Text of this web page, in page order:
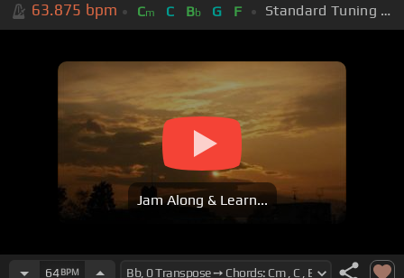
63.875 bpm Cm C Bb G F Standard Tuning (EADGBE)
Jam Along & Learn...
64BPM